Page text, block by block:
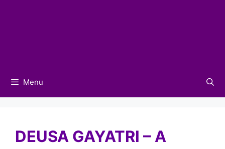
Menu
DEUSA GAYATRI – A